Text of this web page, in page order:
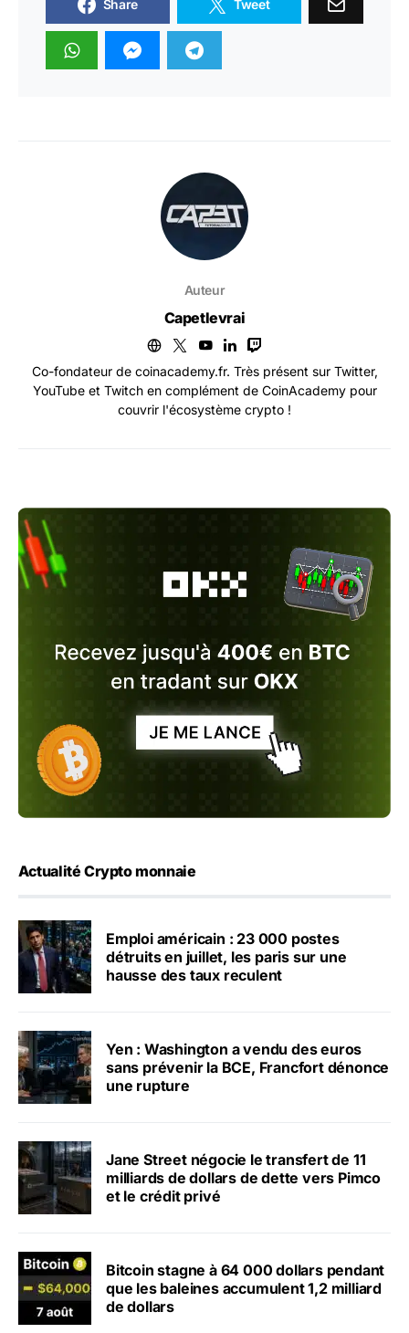
Share Tweet
Auteur
Capetlevrai
Co-fondateur de coinacademy.fr. Très présent sur Twitter,
YouTube et Twitch en complément de CoinAcademy pour
couvrir l'écosystème crypto !
Actualité Crypto monnaie
Emploi américain : 23 000 postes
détruits en juillet, les paris sur une
hausse des taux reculent
Yen : Washington a vendu des euros
sans prévenir la BCE, Francfort dénonce
une rupture
Jane Street négocie le transfert de 11
milliards de dollars de dette vers Pimco
et le crédit privé
Bitcoin stagne à 64 000 dollars pendant
que les baleines accumulent 1,2 milliard
de dollars